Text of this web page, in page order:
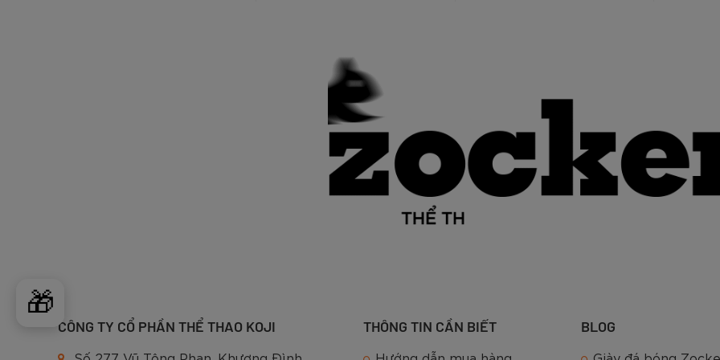
🎁
CÔNG TY CỔ PHẦN THỂ THAO KOJI THÔNG TIN CẦN BIẾT BLOG